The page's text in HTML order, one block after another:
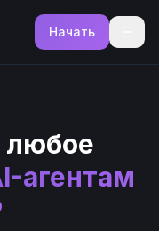
Начать
любое
агентам